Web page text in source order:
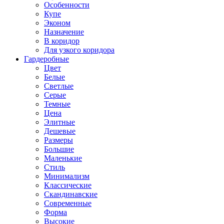
Особенности
Купе
Эконом
Назначение
В коридор
Для узкого коридора
Гардеробные
Цвет
Белые
Светлые
Серые
Темные
Цена
Элитные
Дешевые
Размеры
Большие
Маленькие
Стиль
Минимализм
Классические
Скандинавские
Современные
Форма
Высокие